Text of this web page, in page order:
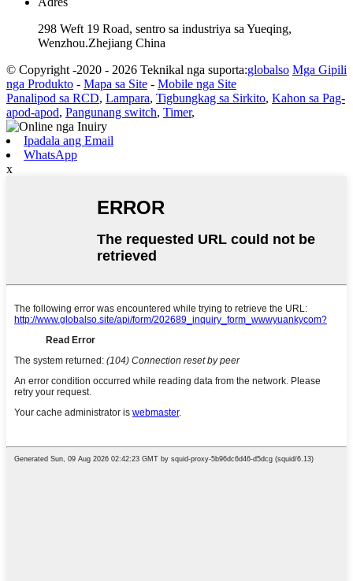
298 Weft 19 Road, sentro sa industriya sa Yueqing,
Wenzhou.Zhejiang China
© Copyright -2020 - 2026 Teknikal nga suporta:globalso Mga Gipili
nga Produkto - Mapa sa Site - Mobile nga Site
Panalipod sa RCD, Lampara, Tigbungkag sa Sirkito, Kahon sa Pag-
apod-apod, Pangunang switch, Timer,
Ipadala ang Email
WhatsApp
x